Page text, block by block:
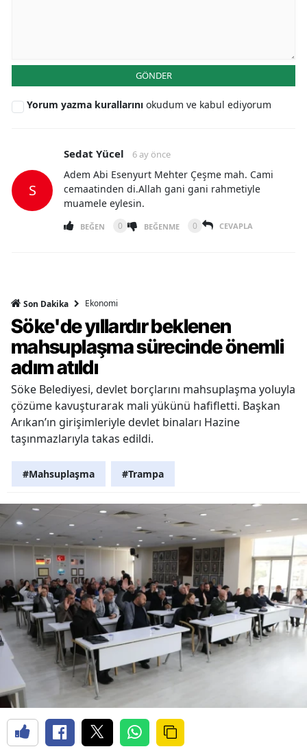
GÖNDER
Yorum yazma kurallarını okudum ve kabul ediyorum
S
Sedat Yücel 6 ay önce
Adem Abi Esenyurt Mehter Çeşme mah. Cami
cemaatinden di.Allah gani gani rahmetiyle
muamele eylesin.
BEĞEN 0 BEĞENME 0 CEVAPLA
Son Dakika Ekonomi
Söke'de yıllardır beklenen
mahsuplaşma sürecinde önemli
adım atıldı
Söke Belediyesi, devlet borçlarını mahsuplaşma yoluyla
çözüme kavuşturarak mali yükünü hafifletti. Başkan
Arıkan’ın girişimleriyle devlet binaları Hazine
taşınmazlarıyla takas edildi.
#Mahsuplaşma #Trampa